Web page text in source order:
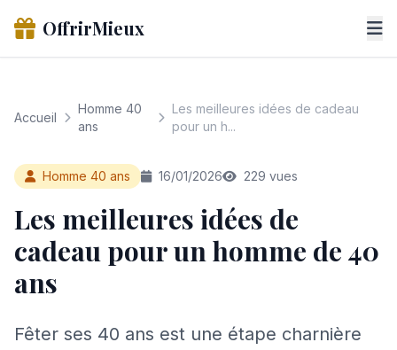
OffrirMieux
Accueil
Homme 40
ans
Les meilleures idées de cadeau
pour un h...
Homme 40 ans 16/01/2026 229 vues
Les meilleures idées de
cadeau pour un homme de 40
ans
Fêter ses 40 ans est une étape charnière